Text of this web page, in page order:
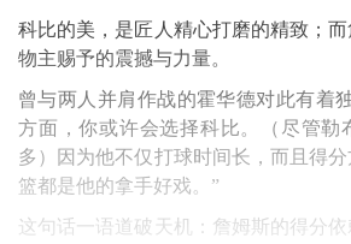
科比的美，是匠人精心打磨的精致；
物主赐予的震撼与力量。
曾与两人并肩作战的霍华德对此有着
方面，你或许会选择科比。（尽管勒
多）因为他不仅打球时间长，而且得
篮都是他的拿手好戏。”
这句话一语道破天机：詹姆斯的得分